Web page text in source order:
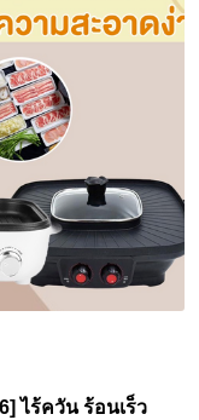
ไร้ควัน ร้อนเร็ว